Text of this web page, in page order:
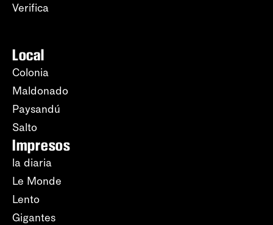
Verifica
Local
Colonia
Maldonado
Paysandú
Salto
Impresos
la diaria
Le Monde
Lento
Gigantes